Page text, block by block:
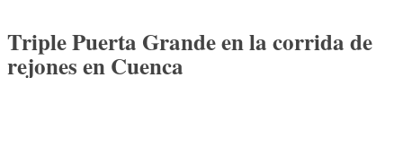
Triple Puerta Grande en la corrida de
rejones en Cuenca